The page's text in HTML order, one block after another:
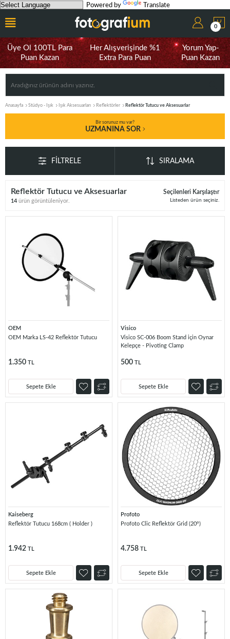
Powered by Translate
0
Üye Ol 100TL Para
Puan Kazan
Her Alışverişinde %1
Extra Para Puan
Yorum Yap-
Puan Kazan
Anasayfa Stüdyo - Işık Işık Aksesuarları Reflektörler Reflektör Tutucu ve Aksesuarlar
Bir sorunuz mu var?
UZMANINA SOR
FILTRELE SIRALAMA
Reflektör Tutucu ve Aksesuarlar
14 ürün görüntüleniyor.
Seçilenleri Karşılaştır
Listeden ürün seçiniz.
OEM
OEM Marka LS-42 Reflektör Tutucu
1.350 TL
Sepete Ekle
Visico
Visico SC-006 Boom Stand için Oynar
Kelepçe - Pivoting Clamp
500 TL
Sepete Ekle
Kaiseberg
Reflektör Tutucu 168cm ( Holder )
1.942 TL
Sepete Ekle
Profoto
Profoto Clic Reflektör Grid (20°)
4.758 TL
Sepete Ekle